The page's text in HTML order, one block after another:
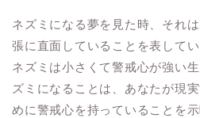
ネズミになる夢を見た時、それ
張に直面していることを表してい
ネズミは小さくて警戒心が強い
ズミになることは、あなたが現
めに警戒心を持っていることを示